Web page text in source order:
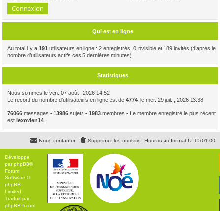
Qui est en ligne
Au total il y a 191 utilisateurs en ligne : 2 enregistrés, 0 invisible et 189 invités (d’après le
nombre d’utilisateurs actifs ces 5 dernières minutes)
Statistiques
Nous sommes le ven. 07 août , 2026 14:52
Le record du nombre d’utilisateurs en ligne est de 4774 , le mer. 29 juil. , 2026 13:38
76066 messages • 13986 sujets • 1983 membres • Le membre enregistré le plus récent
est lexovien14
Heures au format UTC+01:00
Supprimer les cookies
Nous contacter
Développé
parphpBB®
Forum
Software ©
phpBB
Limited
Traduit par
phpBB-fr.com